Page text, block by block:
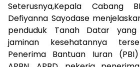
Seterusnya,Kepala Cabang
Defiyanna Sayodase
penduduk Tanah Datar
jaminan kesehatannya
Penerima Bantuan Iuran